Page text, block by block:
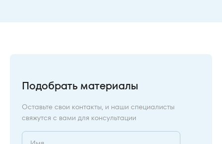
Подобрать материалы
Оставьте свои контакты, и наши специалисты
свяжутся с вами для консультации